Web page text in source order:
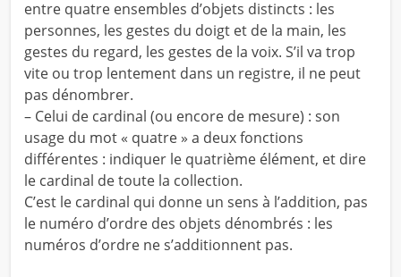
entre quatre ensembles d’objets distincts : les
personnes, les gestes du doigt et de la main, les
gestes du regard, les gestes de la voix. S’il va trop
vite ou trop lentement dans un registre, il ne peut
pas dénombrer.
– Celui de cardinal (ou encore de mesure) : son
usage du mot « quatre » a deux fonctions
différentes : indiquer le quatrième élément, et dire
le cardinal de toute la collection.
C’est le cardinal qui donne un sens à l’addition, pas
le numéro d’ordre des objets dénombrés : les
numéros d’ordre ne s’additionnent pas.